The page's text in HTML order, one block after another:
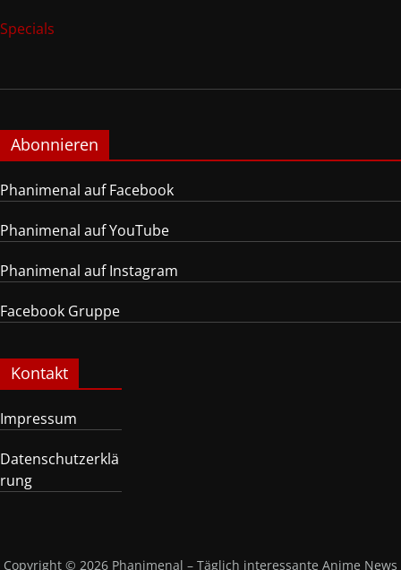
Specials
Abonnieren
Phanimenal auf Facebook
Phanimenal auf YouTube
Phanimenal auf Instagram
Facebook Gruppe
Kontakt
Impressum
Datenschutzerklä
rung
Copyright © 2026 Phanimenal – Täglich interessante Anime News